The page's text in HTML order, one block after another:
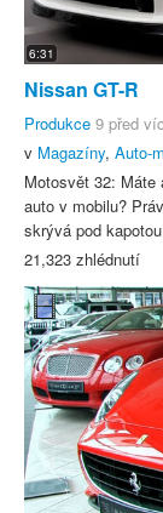
6:31
Nissan GT-R
Produkce 9 před
v Magazíny, Auto-
Motosvět 32: Máte
auto v mobilu?
skrývá pod
21,323 zhlédnutí